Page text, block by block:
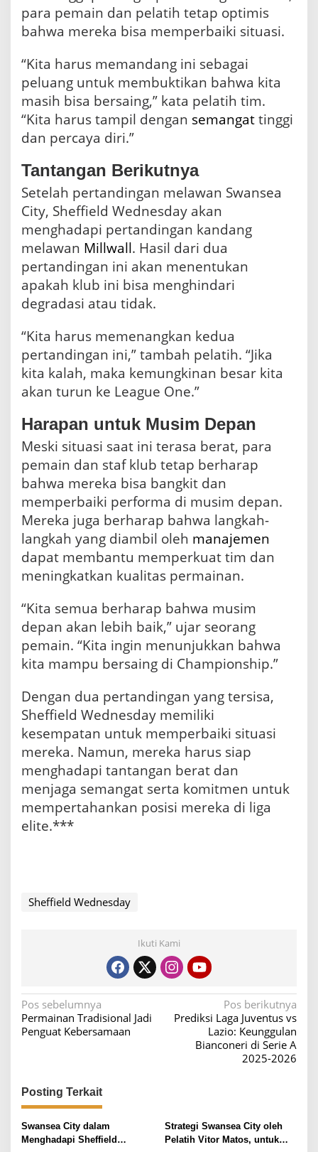
para pemain dan pelatih tetap optimis
bahwa mereka bisa memperbaiki situasi.
“Kita harus memandang ini sebagai
peluang untuk membuktikan bahwa kita
masih bisa bersaing,” kata pelatih tim.
“Kita harus tampil dengan semangattinggi
dan percaya diri.”
Tantangan Berikutnya
Setelah pertandingan melawan Swansea
City, Sheffield Wednesday akan
menghadapi pertandingan kandang
melawan Millwall. Hasil dari dua
pertandingan ini akan menentukan
apakah klub ini bisa menghindari
degradasi atau tidak.
“Kita harus memenangkan kedua
pertandingan ini,” tambah pelatih. “Jika
kita kalah, maka kemungkinan besar kita
akan turun ke League One.”
Harapan untuk Musim Depan
Meski situasi saat ini terasa berat, para
pemain dan staf klub tetap berharap
bahwa mereka bisa bangkit dan
memperbaiki performa di musim depan.
Mereka juga berharap bahwa langkah-
langkah yang diambil oleh manajemen
dapat membantu memperkuat tim dan
meningkatkan kualitas permainan.
“Kita semua berharap bahwa musim
depan akan lebih baik,” ujar seorang
pemain. “Kita ingin menunjukkan bahwa
kita mampu bersaing di Championship.”
Dengan dua pertandingan yang tersisa,
Sheffield Wednesday memiliki
kesempatan untuk memperbaiki situasi
mereka. Namun, mereka harus siap
menghadapi tantangan berat dan
menjaga semangat serta komitmen untuk
mempertahankan posisi mereka di liga
elite.***
Sheffield Wednesday
Ikuti Kami
N
a
g
a
s
i
Pos sebelumnya
Permainan Tradisional Jadi
Penguat Kebersamaan
Pos berikutnya
Prediksi Laga Juventus vs
Lazio: Keunggulan
Bianconeri di Serie A
2025-2026
Posting Terkait
Swansea City dalam
Menghadapi Sheffield
Strategi Swansea City oleh
Pelatih Vitor Matos, untuk